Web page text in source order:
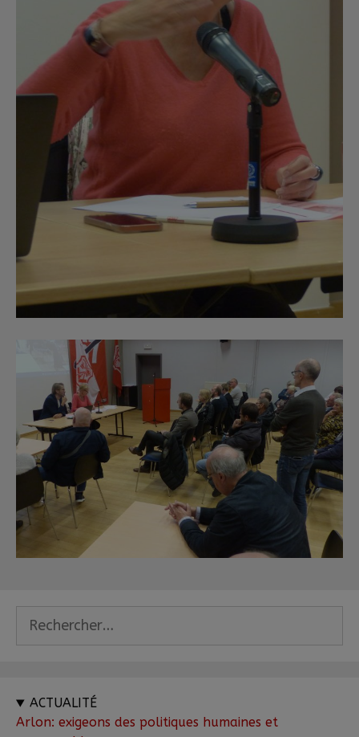
ACTUALITÉ
Arlon: exigeons des politiques humaines et